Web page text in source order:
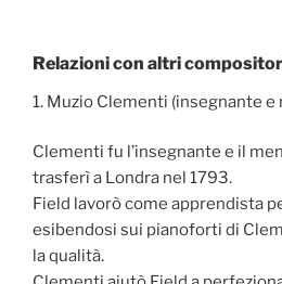
Relazioni con altri
1. Muzio Clementi (insegnante e
Clementi fu l’insegnante e il
trasferì a Londra nel 1793.
Field lavorò come apprendista
esibendosi sui pianoforti di
la qualità.